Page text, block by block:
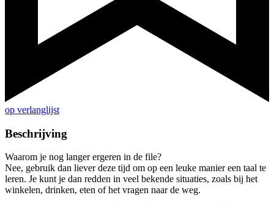
op verlanglijst
Beschrijving
Waarom je nog langer ergeren in de file?
Nee, gebruik dan liever deze tijd om op een leuke manier een taal te
leren. Je kunt je dan redden in veel bekende situaties, zoals bij het
winkelen, drinken, eten of het vragen naar de weg.